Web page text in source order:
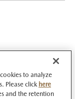
to analyze
Please click here
and the retention